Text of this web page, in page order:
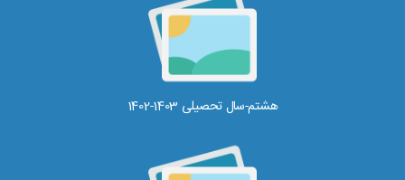
هشتم-سال تحصیلی 1403-1402